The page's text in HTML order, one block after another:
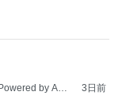
by Ame
3日前